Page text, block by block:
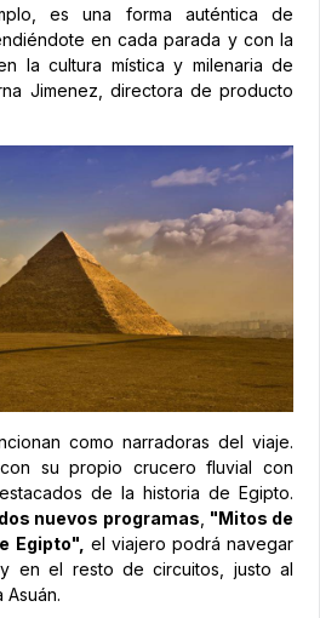
es una forma auténtica de
en cada parada y con la
la cultura mística y milenaria de
Jimenez, directora de producto
como narradoras del viaje.
su propio crucero fluvial con
de la historia de Egipto.
dos nuevos programas "Mitos de
Egipto", el viajero podrá navegar
en el resto de circuitos, justo al
Asuán.